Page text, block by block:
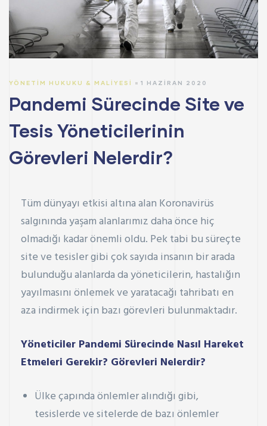
YÖNETIM HUKUKU & MALIYESI 1 HAZIRAN 2020
Pandemi Sürecinde Site ve
Tesis Yöneticilerinin
Görevleri Nelerdir?
Tüm dünyayı etkisi altına alan Koronavirüs
salgınında yaşam alanlarımız daha önce hiç
olmadığı kadar önemli oldu. Pek tabi bu süreçte
site ve tesisler gibi çok sayıda insanın bir arada
bulunduğu alanlarda da yöneticilerin, hastalığın
yayılmasını önlemek ve yaratacağı tahribatı en
aza indirmek için bazı görevleri bulunmaktadır.
Yöneticiler Pandemi Sürecinde Nasıl Hareket
Etmeleri Gerekir? Görevleri Nelerdir?
Ülke çapında önlemler alındığı gibi,
tesislerde ve sitelerde de bazı önlemler